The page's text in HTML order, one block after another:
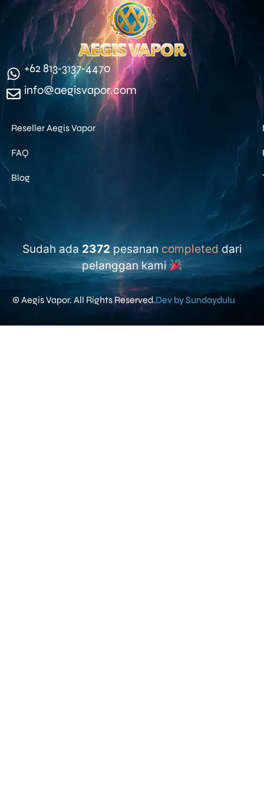
‪+62 813‑3137‑4470‬
info@aegisvapor.com
Reseller Aegis Vapor
FAQ
Blog
Sudah ada 2372 pesanan completed dari
pelanggan kami
© Aegis Vapor. All Rights Reserved.Dev by Sundaydulu